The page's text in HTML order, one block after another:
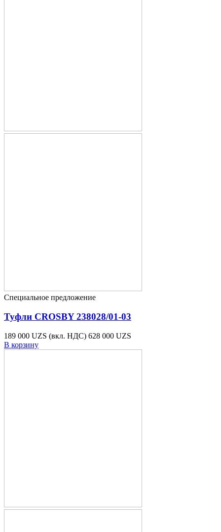
Специальное предложение
Туфли CROSBY 238028/01-03
189 000 UZS (вкл. НДС) 628 000 UZS
В корзину